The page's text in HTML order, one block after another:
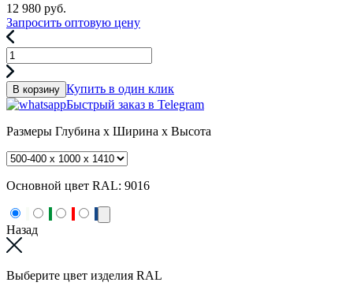
12 980 руб.
Запросить оптовую цену
В корзину Купить в один клик
Быстрый заказ в Telegram
Размеры Глубина x Ширина x Высота
Основной цвет RAL: 9016
Назад
Выберите цвет изделия RAL